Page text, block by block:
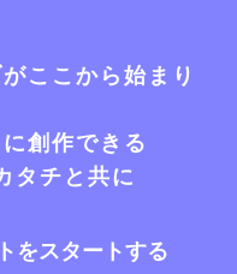
ここから始まり
創作できる
タチと共に
をスタートする